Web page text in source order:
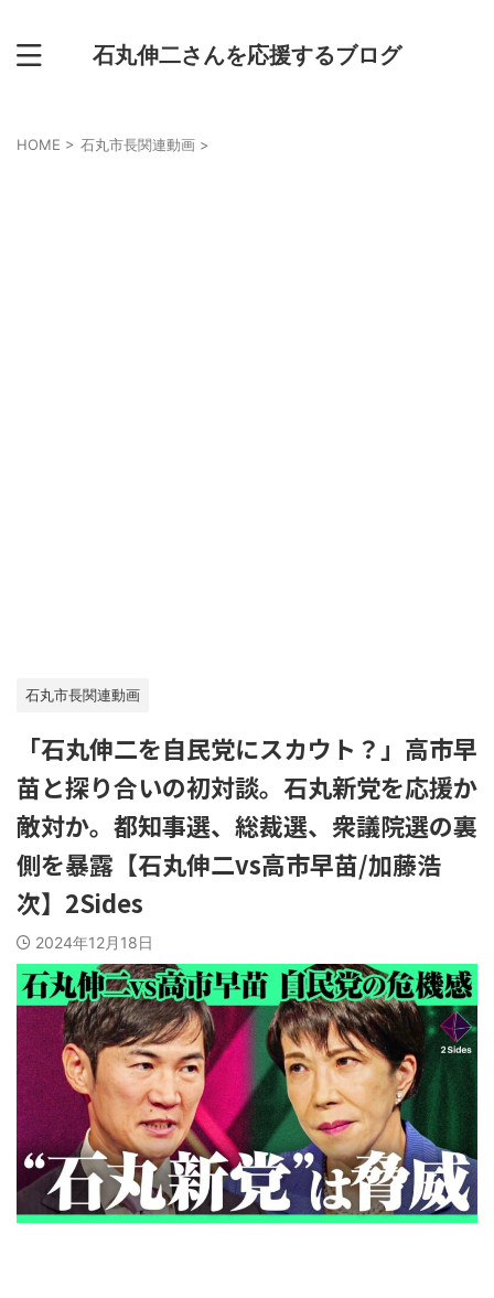
石丸伸二さんを応援するブログ
HOME > 石丸市長関連動画 >
石丸市長関連動画
「石丸伸二を自民党にスカウト？」高市早
苗と探り合いの初対談。石丸新党を応援か
敵対か。都知事選、総裁選、衆議院選の裏
側を暴露【石丸伸二vs高市早苗/加藤浩
次】2Sides
2024年12月18日